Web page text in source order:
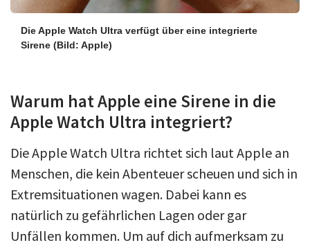
Die Apple Watch Ultra verfügt über eine integrierte
Sirene (Bild: Apple)
Warum hat Apple eine Sirene in die
Apple Watch Ultra integriert?
Die Apple Watch Ultra richtet sich laut Apple an
Menschen, die kein Abenteuer scheuen und sich in
Extremsituationen wagen. Dabei kann es
natürlich zu gefährlichen Lagen oder gar
Unfällen kommen. Um auf dich aufmerksam zu